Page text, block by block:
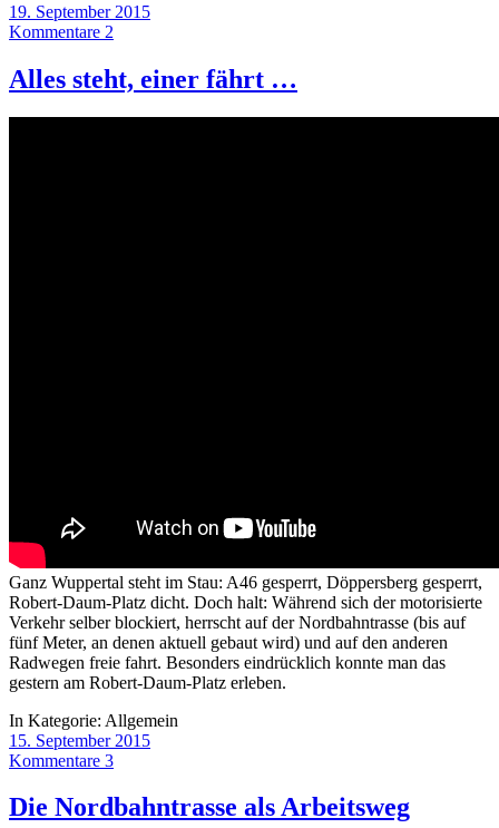
19. September 2015
Kommentare 2
Alles steht, einer fährt …
Ganz Wuppertal steht im Stau: A46 gesperrt, Döppersberg gesperrt,
Robert-Daum-Platz dicht. Doch halt: Während sich der motorisierte
Verkehr selber blockiert, herrscht auf der Nordbahntrasse (bis auf
fünf Meter, an denen aktuell gebaut wird) und auf den anderen
Radwegen freie fahrt. Besonders eindrücklich konnte man das
gestern am Robert-Daum-Platz erleben.
In Kategorie: Allgemein
15. September 2015
Kommentare 3
Die Nordbahntrasse als Arbeitsweg